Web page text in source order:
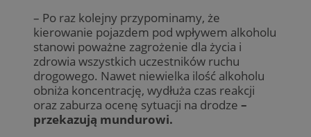
– Po raz kolejny przypominamy, że
kierowanie pojazdem pod wpływem alkoholu
stanowi poważne zagrożenie dla życia i
zdrowia wszystkich uczestników ruchu
drogowego. Nawet niewielka ilość alkoholu
obniża koncentrację, wydłuża czas reakcji
oraz zaburza ocenę sytuacji na drodze –
przekazują mundurowi.